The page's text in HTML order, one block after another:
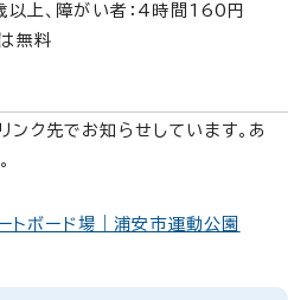
以上、障がい者：4時間160円
無料
ンク先でお知らせしています。あ
トボード場｜浦安市運動公園